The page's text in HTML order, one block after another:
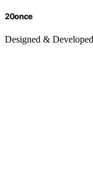
20once
Designed &